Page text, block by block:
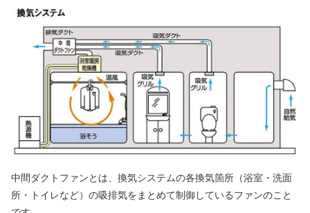
中間ダクトファンとは、換気システムの各換気箇所（浴室・洗面
所・トイレなど）の吸排気をまとめて制御しているファンのこと